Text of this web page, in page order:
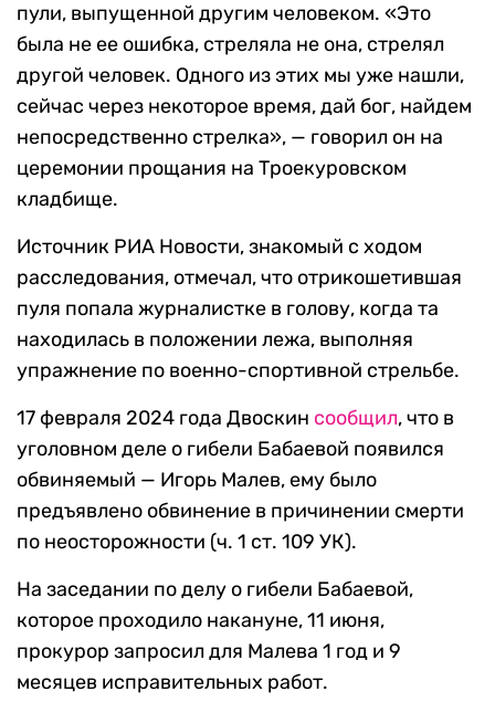
пули, выпущенной другим человеком. «Это
была не ее ошибка, стреляла не она, стрелял
другой человек. Одного из этих мы уже нашли,
сейчас через некоторое время, дай бог, найдем
непосредственно стрелка», — говорил он на
церемонии прощания на Троекуровском
кладбище.
Источник РИА Новости, знакомый с ходом
расследования, отмечал, что отрикошетившая
пуля попала журналистке в голову, когда та
находилась в положении лежа, выполняя
упражнение по военно-спортивной стрельбе.
17 февраля 2024 года Двоскин сообщил, что в
уголовном деле о гибели Бабаевой появился
обвиняемый — Игорь Малев, ему было
предъявлено обвинение в причинении смерти
по неосторожности (ч. 1 ст. 109 УК).
На заседании по делу о гибели Бабаевой,
которое проходило накануне, 11 июня,
прокурор запросил для Малева 1 год и 9
месяцев исправительных работ.